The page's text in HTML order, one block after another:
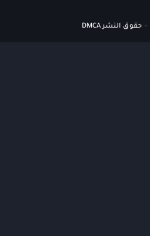
حقوق النشر DMCA